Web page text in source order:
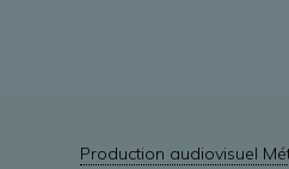
Production audiovisuel